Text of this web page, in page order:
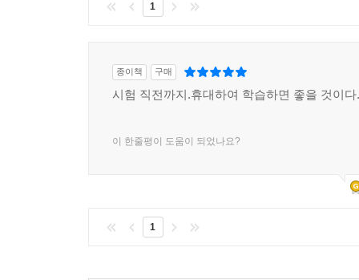
1
종이책 구매
시험 직전까지.휴대하여 학습하면 좋을 것이다.
이 한줄평이 도움이 되었나요?
1